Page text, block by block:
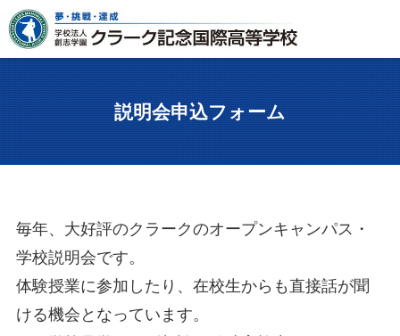
説明会申込フォーム
毎年、大好評のクラークのオープンキャンパス・
学校説明会です。
体験授業に参加したり、在校生からも直接話が聞
ける機会となっています。